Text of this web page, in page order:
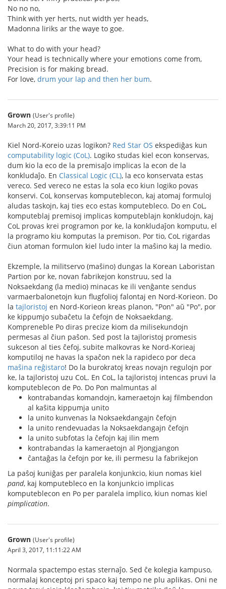
No no no,
Think with yer herts, nut width yer heads,
Madonna liriks ar the waye to goe.
What to do with your head?
Your head is technically where your emotions come from,
Precision is for making bread.
For love, drum your lap and then her bum.
Grown (User's profile)
March 20, 2017, 3:39:11 PM
Kiel Nord-Koreio uzas logikon? Red Star OS ekspediĝas kun
computability logic (CoL). Logiko studas kiel econ konservas,
dum kio la eco de la premisaĵo implicas la econ de la
konkludaĵo. En Classical Logic (CL), la eco konservata estas
vereco. Sed vereco ne estas la sola eco kiun logiko povas
konservi. CoL konservas komputeblecon, kaj atomaj formuloj
aludas taskojn, kaj ties eco estas komputebleco. Do en CoL,
komputeblaj premisoj implicas komputeblajn konkludojn, kaj
CoL provas krei programon por ke, la konkludaĵon komputu, el
la programo kiu komputas la premison. Por tio, CoL rigardas
ĉiun atoman formulon kiel ludo inter la maŝino kaj la medio.
Ekzemple, la militservo (maŝino) dungas la Korean Laboristan
Partion por ke, novan fabrikejon konstruu, sed la
Noksaekdang (la medio) minacas ke ili venĝante sendus
varmaerbalonetojn kun flugfolioj falontaj en Nord-Korieon. Do
la tajloristoj en Nord-Korieon kreas planon, "Pon" aŭ "Po", por
ke kippumjo subaĉetu la ĉefojn de Noksaekdang.
Kompreneble Po diras precize kiom da milisekundojn
permesas al ĉiun paŝon. Sed post la tajloristoj promesis
sukceson al ties ĉefoj, subite malkovras ke Nord-Korieaj
komputiloj ne havas la spaĉon nek la rapideco por deca
maŝina reĝistaro! Do la burokratoj kreas novajn regulojn por
ke, la tajloristoj uzu CoL. En CoL, la tajloristoj intencas pruvi la
komputeblecon de Po. Do Pon malmuntas al
kontrabandas komandojn, kameraetojn kaj filmbendon
al kaŝita kippumja unito
la unito kunvenas la Noksaekdangajn ĉefojn
la unito rendevuadas la Noksaekdangajn ĉefojn
la unito subfotas la ĉefojn kaj ilin mem
kontrabandas la kameraetojn al Pjongjangon
ĉantaĝas la ĉefojn por ke, ili permesu la fabrikejon
La paŝoj kuniĝas per paralela konjunkcio, kiun nomas kiel
pand, kaj komputebleco en la konjunkcio implicas
komputeblecon en Po per paralela implico, kiun nomas kiel
pimplication.
Grown (User's profile)
April 3, 2017, 11:11:22 AM
Normala spactempo estas sternaĵo. Sed ĉe kolegia kampuso,
normalaj konceptoj pri spaco kaj tempo ne plu aplikas. Oni ne